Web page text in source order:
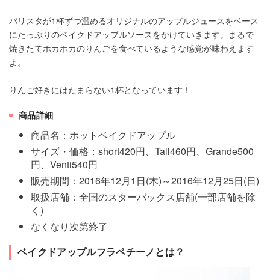
バリスタが1杯ずつ温めるオリジナルのアップルジュースをベース
にたっぷりのベイクドアップルソースをかけていきます。まるで
焼きたてホカホカのりんごを食べているような感覚が味わえます
よ。
りんご好きにはたまらない1杯となっています！
商品詳細
商品名：ホットベイクドアップル
サイズ・価格：short420円、Tall460円、Grande500
円、Venti540円
販売期間：2016年12月1日(木)～2016年12月25日(日)
取扱店舗：全国のスターバックス店舗(一部店舗を除
く)
なくなり次第終了
ベイクドアップルフラペチーノとは？